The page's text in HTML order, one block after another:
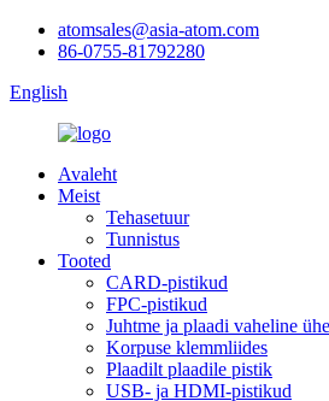
atomsales@asia-atom.com
86-0755-81792280
English
Avaleht
Meist
Tehasetuur
Tunnistus
Tooted
CARD-pistikud
FPC-pistikud
Juhtme ja plaadi vaheline
Korpuse klemmliides
Plaadilt plaadile pistik
USB- ja HDMI-pistikud